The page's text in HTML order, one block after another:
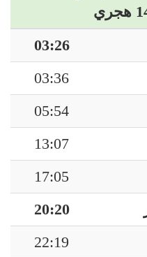
03:26
03:36
05:54
13:07
17:05
20:20
22:19